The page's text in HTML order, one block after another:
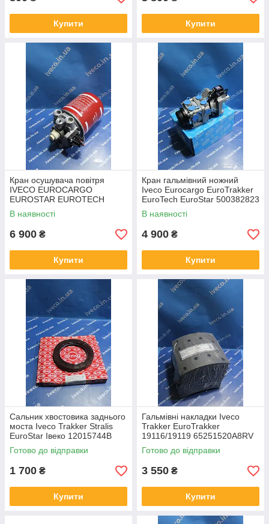
Купити Купити
Кран осушувача повітря
IVECO EUROCARGO
EUROSTAR EUROTECH
EUROTRAKKER
В наявності
6 900 ₴
Купити
Кран гальмівний ножний
Iveco Eurocargo EuroTrakker
EuroTech EuroStar 500382823
DX75BAY 02227003FSS
В наявності
4 900 ₴
Купити
Сальник хвостовика заднього
моста Iveco Trakker Stralis
EuroStar Івеко 12015744B
40101623 42129137 022.550
Готово до відправки
1 700 ₴
Купити
Гальмівні накладки Iveco
Trakker EuroTrakker
19116/19119 65251520A8RV
2992126 2996503 ремонт 2
Готово до відправки
3 550 ₴
Купити